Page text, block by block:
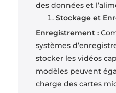
des données et
Stockage et
Enregistrement :
systèmes
stocker les vidéos
modèles peuvent
charge des cartes